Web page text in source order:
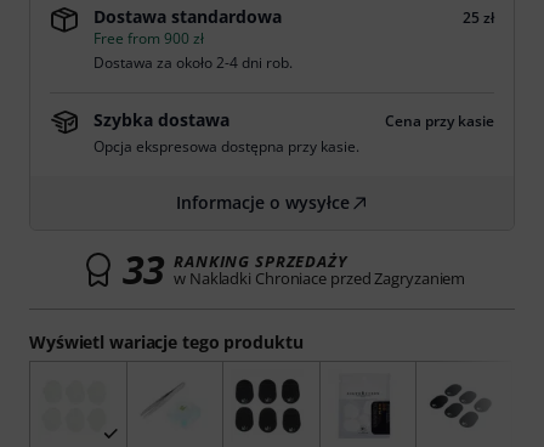
Wyświetl wariacje tego produktu
Dostawa standardowa
25 zł
Free from 900 zł
Dostawa za około 2-4 dni rob.
Szybka dostawa
Cena przy kasie
Opcja ekspresowa dostępna przy kasie.
Informacje o wysyłce
33 RANKING SPRZEDAŻY
w Nakladki Chroniace przed Zagryzaniem